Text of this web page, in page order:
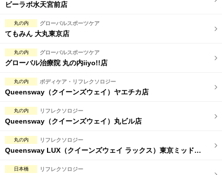
ビーラボ水天宮前店
丸の内 グローバルスポーツケア
てもみん 大丸東京店
丸の内 グローバルスポーツケア
グローバル治療院 丸の内iiyo!!店
丸の内 ボディケア・リフレクソロジー
Queensway（クイーンズウェイ）ヤエチカ店
丸の内 リフレクソロジー
Queensway（クイーンズウェイ）丸ビル店
丸の内 リフレクソロジー
Queensway LUX（クイーンズウェイ ラックス）東京ミッドタウン八重洲店
日本橋 リフレクソロジー